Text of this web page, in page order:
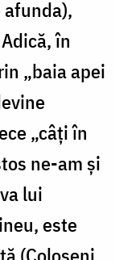
afunda),
în
„baia apei
„câți în
ne-am și
lui
este
(Coloseni